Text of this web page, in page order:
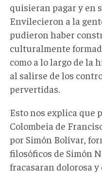
quisieran pagar y en
Envilecieron a la
pudieron haber
culturalmente
como a lo largo de la
al salirse de los
pervertidas.
Esto nos explica que
Colombeia de
por Simón Bolívar,
filosóficos de Simón
fracasaran dolorosa